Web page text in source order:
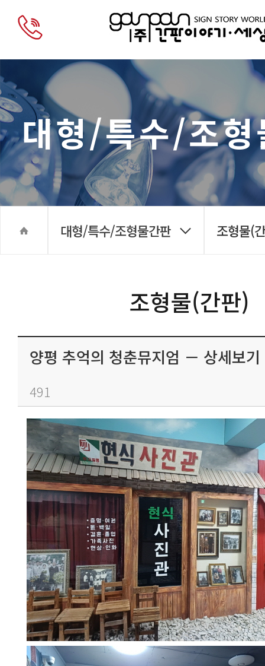
대형/특수/조형
대형/특수/조형물간판 조형물(
조형물(간판)
양평 추억의 청춘뮤지엄 － 상세보
491